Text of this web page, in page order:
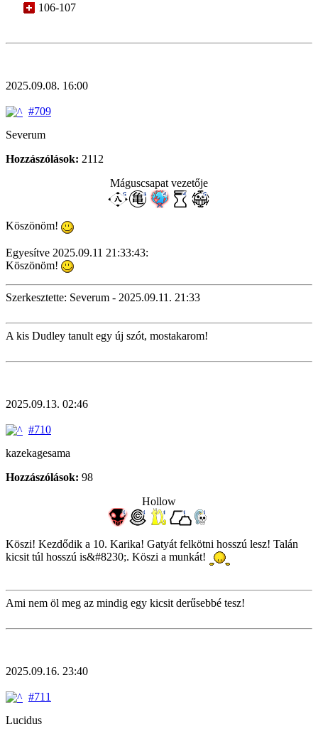
106-107
2025.09.08. 16:00
#709
Severum
Hozzászólások: 2112
Máguscsapat vezetője
Köszönöm!
Egyesítve 2025.09.11 21:33:43:
Köszönöm!
Szerkesztette: Severum - 2025.09.11. 21:33
A kis Dudley tanult egy új szót, mostakarom!
2025.09.13. 02:46
#710
kazekagesama
Hozzászólások: 98
Hollow
Köszi! Kezdődik a 10. Karika! Gatyát felkötni hosszú lesz! Talán
kicsit túl hosszú is&#8230;. Köszi a munkát!
Ami nem öl meg az mindig egy kicsit derűsebbé tesz!
2025.09.16. 23:40
#711
Lucidus